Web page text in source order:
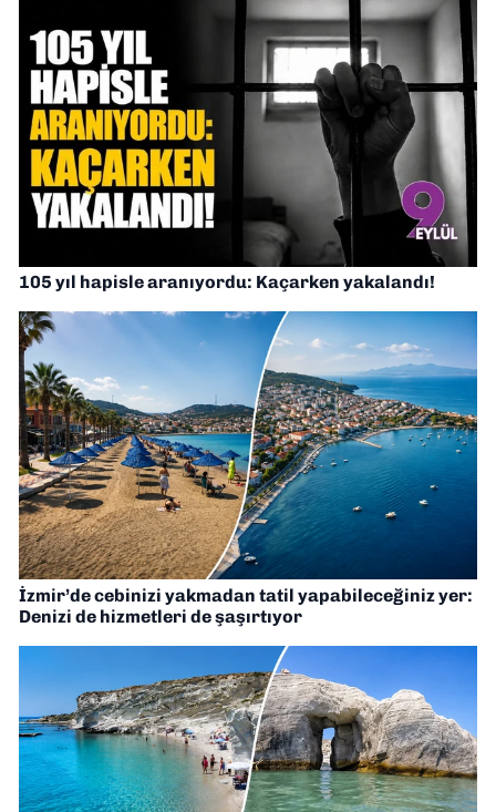
105 yıl hapisle aranıyordu: Kaçarken yakalandı!
İzmir’de cebinizi yakmadan tatil yapabileceğiniz yer:
Denizi de hizmetleri de şaşırtıyor